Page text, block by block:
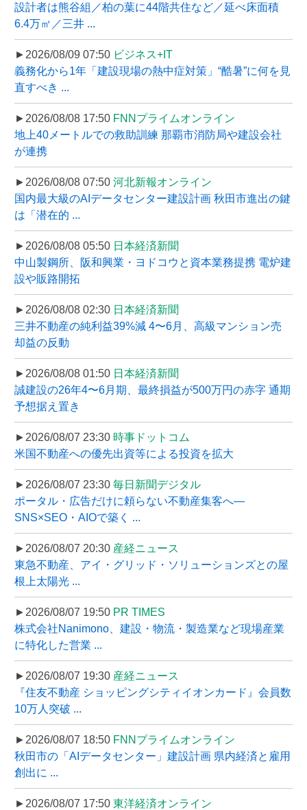
設計者は熊谷組／柏の葉に44階共住など／延べ床面積
6.4万㎡／三井 ...
►2026/08/09 07:50 ビジネス+IT
義務化から1年「建設現場の熱中症対策」“酷暑”に何を見
直すべき ...
►2026/08/08 17:50 FNNプライムオンライン
地上40メートルでの救助訓練 那覇市消防局や建設会社
が連携
►2026/08/08 07:50 河北新報オンライン
国内最大級のAIデータセンター建設計画 秋田市進出の鍵
は「潜在的 ...
►2026/08/08 05:50 日本経済新聞
中山製鋼所、阪和興業・ヨドコウと資本業務提携 電炉建
設や販路開拓
►2026/08/08 02:30 日本経済新聞
三井不動産の純利益39%減 4〜6月、高級マンション売
却益の反動
►2026/08/08 01:50 日本経済新聞
誠建設の26年4〜6月期、最終損益が500万円の赤字 通期
予想据え置き
►2026/08/07 23:30 時事ドットコム
米国不動産への優先出資等による投資を拡大
►2026/08/07 23:30 毎日新聞デジタル
ポータル・広告だけに頼らない不動産集客へ―
SNS×SEO・AIOで築く ...
►2026/08/07 20:30 産経ニュース
東急不動産、アイ・グリッド・ソリューションズとの屋
根上太陽光 ...
►2026/08/07 19:50 PR TIMES
株式会社Nanimono、建設・物流・製造業など現場産業
に特化した営業 ...
►2026/08/07 19:30 産経ニュース
『住友不動産 ショッピングシティイオンカード』会員数
10万人突破 ...
►2026/08/07 18:50 FNNプライムオンライン
秋田市の「AIデータセンター」建設計画 県内経済と雇用
創出に ...
►2026/08/07 17:50 東洋経済オンライン